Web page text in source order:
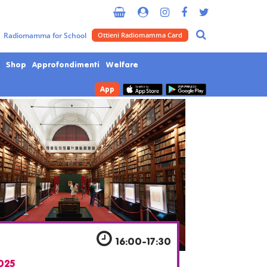
Radiomamma for School Ottieni Radiomamma Card
Shop Approfondimenti Welfare
App
di Milano
16:00-17:30